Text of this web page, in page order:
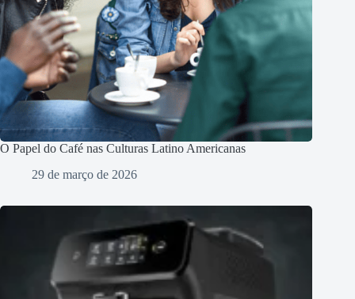
O Papel do Café nas Culturas Latino Americanas
29 de março de 2026